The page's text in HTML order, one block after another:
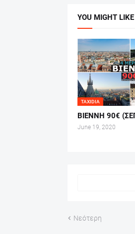
YOU MIGHT LIKE
TAXIDIA
ΒΙΕΝΝΗ 90€
June 19, 2020
Νεότερη